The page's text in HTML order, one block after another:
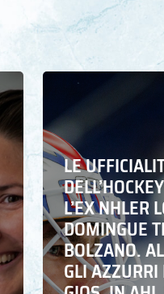
LE
L’EX NHLER
DOMINGUE
BOLZANO.
GLI AZZURRI